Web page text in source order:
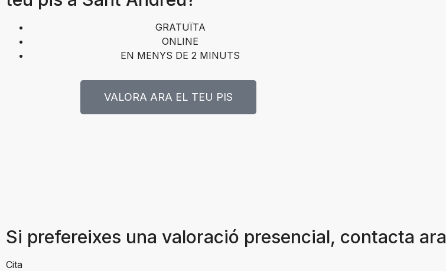
GRATUÏTA
ONLINE
EN MENYS DE 2 MINUTS
VALORA ARA EL TEU PIS
Si prefereixes una valoració presencial, contacta ara
Cita